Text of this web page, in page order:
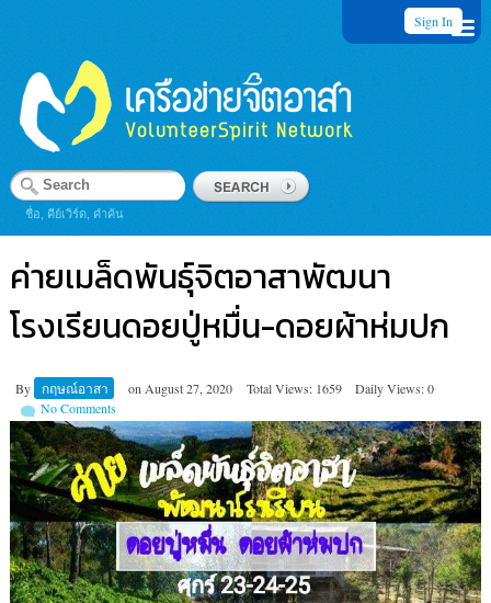
Sign In
ชื่อ, คีย์เวิร์ด, คำค้น
ค่ายเมล็ดพันธุ์จิตอาสาพัฒนา
โรงเรียนดอยปู่หมื่น-ดอยผ้าห่มปก
By กฤษณ์อาสา on August 27, 2020 Total Views: 1659
Daily Views: 0
No Comments